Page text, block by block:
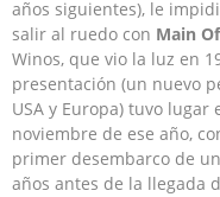
años siguientes), le
salir al ruedo con Main
Winos, que vio la luz en
presentación (un nuevo
USA y Europa) tuvo
noviembre de ese año,
primer desembarco de
años antes de la llegada